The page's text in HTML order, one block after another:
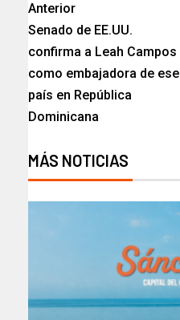
Anterior
Senado de EE.UU.
confirma a Leah Campos
como embajadora de ese
país en República
Dominicana
MÁS NOTICIAS